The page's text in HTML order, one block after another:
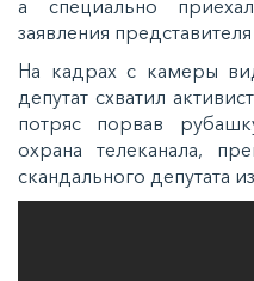
а специально
заявления
На кадрах с камеры
депутат схватил
потряс порвав
охрана телеканала,
скандального депутата